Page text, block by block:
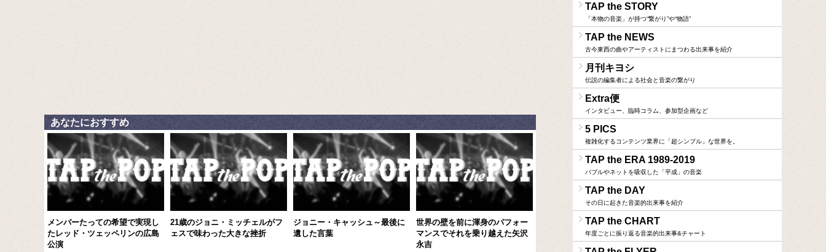
あなたにおすすめ
メンバーたっての希望で実現し
たレッド・ツェッペリンの広島
公演
21歳のジョニ・ミッチェルがフ
ェスで味わった大きな挫折
ジョニー・キャッシュ～最後に
遺した言葉
世界の壁を前に渾身のパフォー
マンスでそれを乗り越えた矢沢
永吉
TAP the STORY
「本物の音楽」が持つ“繋がり”や“物語”
TAP the NEWS
古今東西の曲やアーティストにまつわる出来事を紹介
月刊キヨシ
伝説の編集者による社会と音楽の繋がり
Extra便
インタビュー、臨時コラム、参加型企画など
5 PICS
複雑化するコンテンツ業界に「超シンプル」な世界を。
TAP the ERA 1989-2019
バブルやネットを吸収した「平成」の音楽
TAP the DAY
その日に起きた音楽的出来事を紹介
TAP the CHART
年度ごとに振り返る音楽的出来事&チャート